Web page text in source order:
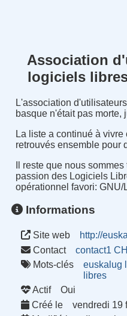
Association
logiciels
L'association
basque n'était pas morte,
La liste a continué à
retrouvés ensemble pour
Il reste que nous
passion des Logiciels
opérationnel favori: GNU/
Informations
Site web
http://
Contact
contact1
Mots-clés
euskalug
libres
Actif
Oui
Créé le
vendredi 19